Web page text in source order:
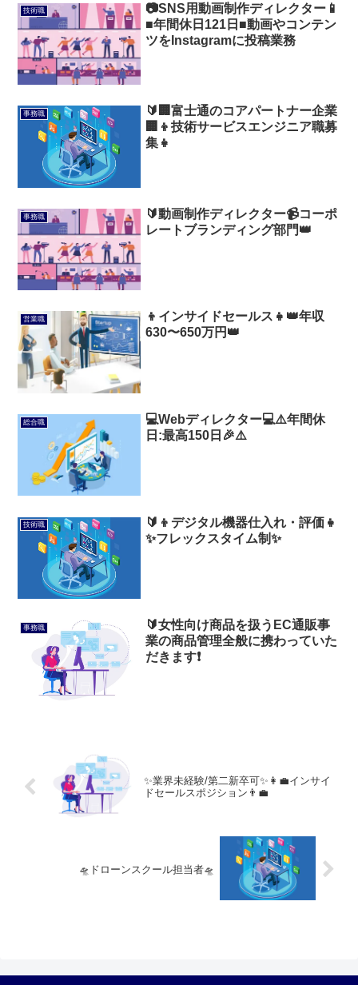
技術職
📷️SNS用動画制作ディレクター📱
■年間休日121日■動画やコンテン
ツをInstagramに投稿業務
事務職
🔰🏢富士通のコアパートナー企業
🏢👦技術サービスエンジニア職募
集👧
事務職
🔰動画制作ディレクター📹コーポ
レートブランディング部門👑
営業職
👦インサイドセールス👧👑年収
630〜650万円👑
総合職
💻️Webディレクター💻️⚠️年間休
日:最高150日🎉⚠️
技術職
🔰👦デジタル機器仕入れ・評価👧
✨フレックスタイム制✨
事務職
🔰女性向け商品を扱うEC通販事
業の商品管理全般に携わっていた
だきます❗
✨️業界未経験/第二新卒可✨️👩‍💼インサイ
ドセールスポジション👨‍💼
🛸ドローンスクール担当者🛸